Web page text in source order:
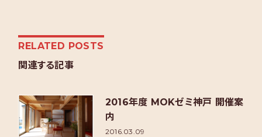
RELATED POSTS
関連する記事
2016年度 MOKゼミ神戸 開催案
内
2016.03.09